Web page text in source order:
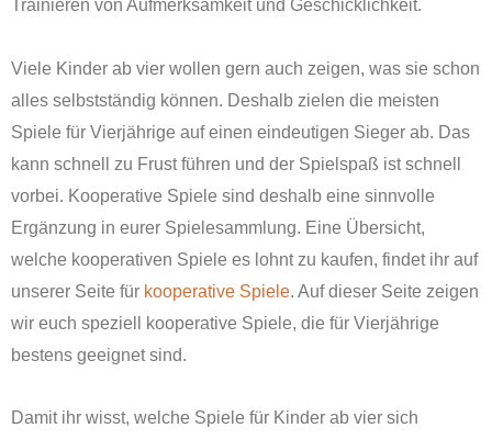
Trainieren von Aufmerksamkeit und Geschicklichkeit.
Viele Kinder ab vier wollen gern auch zeigen, was sie schon
alles selbstständig können. Deshalb zielen die meisten
Spiele für Vierjährige auf einen eindeutigen Sieger ab. Das
kann schnell zu Frust führen und der Spielspaß ist schnell
vorbei. Kooperative Spiele sind deshalb eine sinnvolle
Ergänzung in eurer Spielesammlung. Eine Übersicht,
welche kooperativen Spiele es lohnt zu kaufen, findet ihr auf
unserer Seite für kooperative Spiele. Auf dieser Seite zeigen
wir euch speziell kooperative Spiele, die für Vierjährige
bestens geeignet sind.
Damit ihr wisst, welche Spiele für Kinder ab vier sich